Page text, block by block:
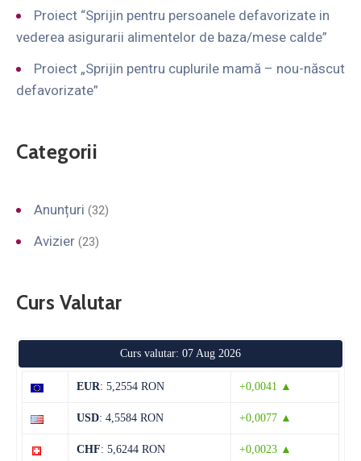
Proiect “Sprijin pentru persoanele defavorizate in
vederea asigurarii alimentelor de baza/mese calde”
Proiect „Sprijin pentru cuplurile mamă – nou-născut
defavorizate”
Categorii
Anunțuri (32)
Avizier (23)
Curs Valutar
Curs valutar: 07 Aug 2026
EUR: 5,2554 RON +0,0041 ▲
USD: 4,5584 RON +0,0077 ▲
CHF: 5,6244 RON +0,0023 ▲